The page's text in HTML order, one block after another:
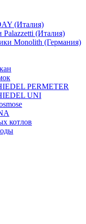
(Италия)
Palazzetti (Италия)
Monolith (Германия)
PERMETER
UNI
котлов